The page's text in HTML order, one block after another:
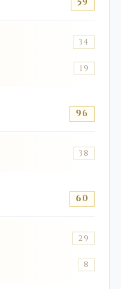
59
34
19
96
38
60
29
8